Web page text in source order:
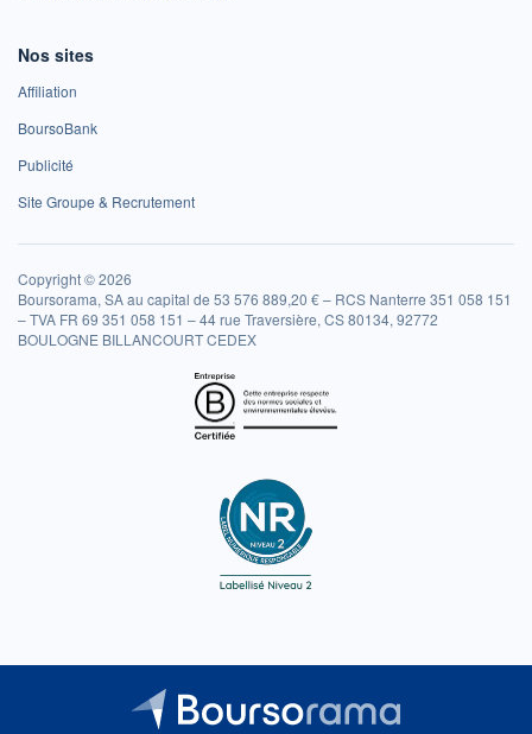
Nos sites
Affiliation
BoursoBank
Publicité
Site Groupe & Recrutement
Copyright © 2026
Boursorama, SA au capital de 53 576 889,20 € – RCS Nanterre 351 058 151
– TVA FR 69 351 058 151 – 44 rue Traversière, CS 80134, 92772
BOULOGNE BILLANCOURT CEDEX